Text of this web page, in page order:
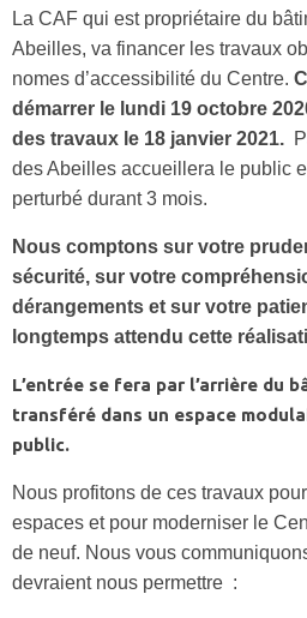
La CAF qui est propriétaire du
Abeilles, va financer les travaux
nomes d’accessibilité du Centre.
démarrer le lundi 19 octobre
des travaux le 18 janvier 2021.
des Abeilles accueillera le public
perturbé durant 3 mois.
Nous comptons sur votre
sécurité, sur votre
dérangements et sur votre
longtemps attendu cette
L’entrée se fera par l’arrière du
transféré dans un espace
public.
Nous profitons de ces travaux
espaces et pour moderniser le
de neuf. Nous vous
devraient nous permettre :